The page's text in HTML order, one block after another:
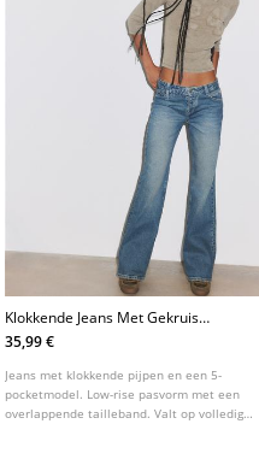
Klokkende Jeans Met Gekruiste
Tailleband
35,99 €
Jeans met klokkende pijpen en een 5-
pocketmodel. Low-rise pasvorm met een
overlappende tailleband. Valt op volledige